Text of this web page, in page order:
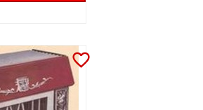
favorite_border